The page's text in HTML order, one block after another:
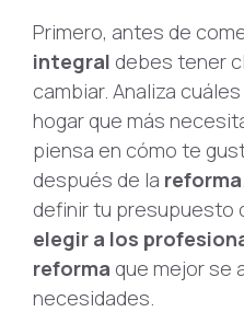
Primero, antes de
integral debes tener
cambiar. Analiza
hogar que más
piensa en cómo te
después de la reforma
definir tu presupuesto
elegir a los
reforma que mejor se
necesidades.